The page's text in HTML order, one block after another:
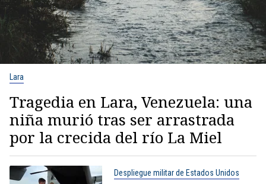
Lara
Tragedia en Lara, Venezuela: una
niña murió tras ser arrastrada
por la crecida del río La Miel
Despliegue militar de Estados Unidos